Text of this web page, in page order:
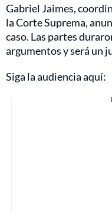
Gabriel Jaimes,
la Corte Suprema,
caso. Las partes
argumentos y será un
Siga la audiencia aquí: